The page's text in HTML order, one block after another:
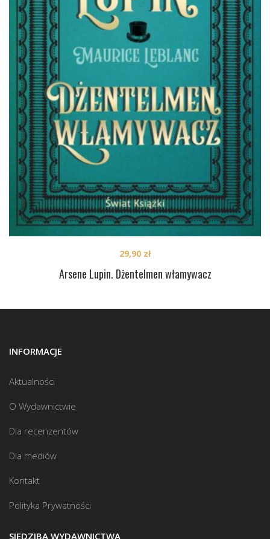
Arsene Lupin. Dżentelmen włamywacz
29,90 zł
INFORMACJE
Aktualności
O Wydawnictwie
Dla recenzentów
Dla mediów
Kontakt
Polityka Prywatności
SIEDZIBA WYDAWNICTWA